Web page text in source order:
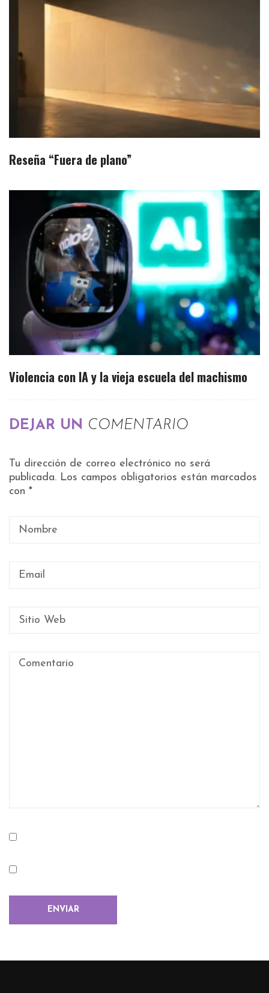
Reseña “Fuera de plano”
Violencia con IA y la vieja escuela del machismo
DEJAR UN COMENTARIO
Tu dirección de correo electrónico no será
publicada. Los campos obligatorios están marcados
con *